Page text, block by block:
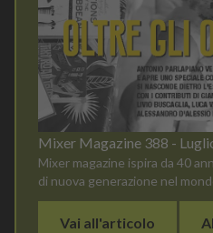
Mixer Magazine 388 -
Mixer magazine ispira da 40
di nuova generazione nel
Vai all'articolo